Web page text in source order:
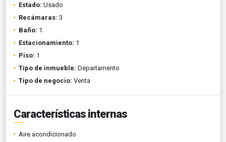
Estado: Usado
Recámaras: 3
Baño: 1
Estacionamiento: 1
Piso: 1
Tipo de inmueble: Departamento
Tipo de negocio: Venta
Características internas
Aire acondicionado